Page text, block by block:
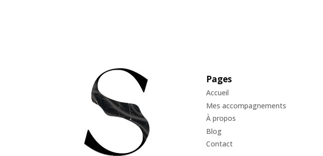
Pages
Accueil
Mes accompagnements
À propos
Blog
Contact